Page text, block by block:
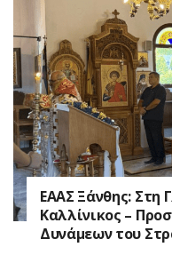
EAAΣ Ξάνθης: Στη
Καλλίνικος –
Δυνάμεων του